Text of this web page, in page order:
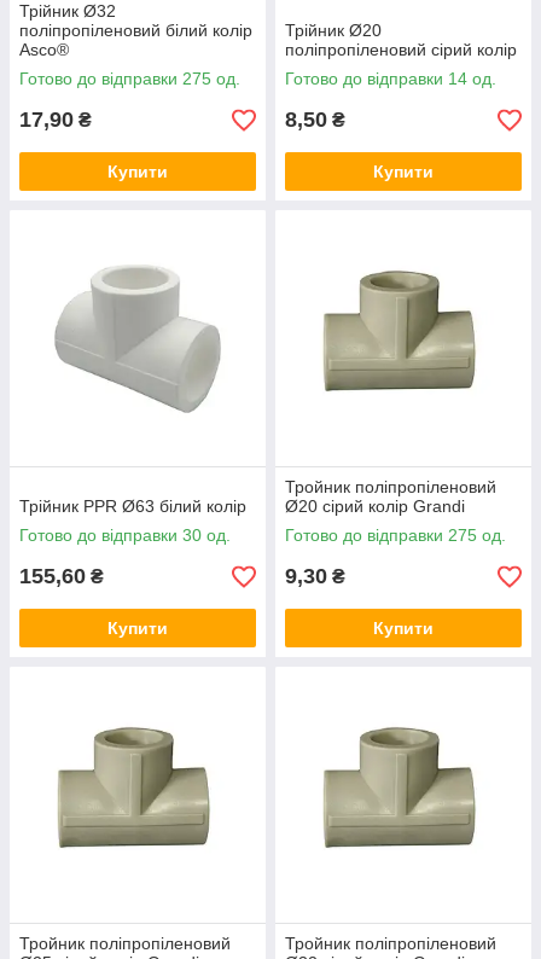
Трійник Ø32
поліпропіленовий білий колір
Asco®
Готово до відправки 275 од.
17,90 ₴
Купити
Трійник Ø20
поліпропіленовий сірий колір
Готово до відправки 14 од.
8,50 ₴
Купити
Трійник PPR Ø63 білий колір
Готово до відправки 30 од.
155,60 ₴
Купити
Тройник поліпропіленовий
Ø20 сірий колір Grandi
Готово до відправки 275 од.
9,30 ₴
Купити
Тройник поліпропіленовий
Тройник поліпропіленовий